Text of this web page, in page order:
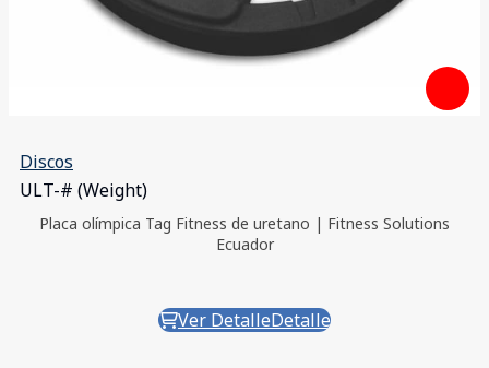
Discos
ULT-# (Weight)
Placa olímpica Tag Fitness de uretano | Fitness Solutions
Ecuador
Ver DetalleDetalle